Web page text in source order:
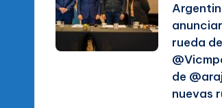
rueda
de
nuevas